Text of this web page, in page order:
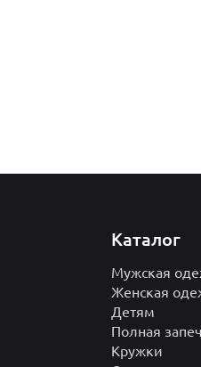
Каталог
Мужская
Женская
Детям
Полная
Кружки